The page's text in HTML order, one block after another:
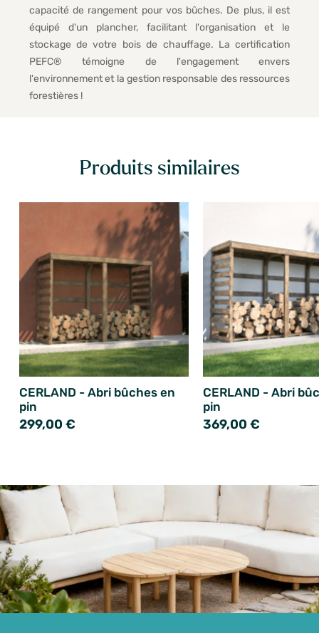
capacité de rangement pour vos bûches. De plus, il est
équipé d'un plancher, facilitant l'organisation et le
stockage de votre bois de chauffage. La certification
PEFC® témoigne de l'engagement envers
l'environnement et la gestion responsable des ressources
forestières !
Produits similaires
CERLAND - Abri bûches en
pin
299,00 €
CERLAND - Abri
pin
369,00 €